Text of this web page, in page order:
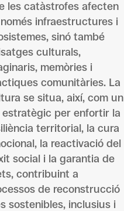
les catàstrofes afecten
infraestructures i
sinó també
culturals,
memòries i
comunitàries. La
se situa, així, com un
estratègic per enfortir la
territorial, la cura
la reactivació del
social i la garantia de
contribuint a
de reconstrucció
sostenibles, inclusius i